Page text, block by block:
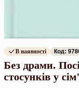
В наявності Код:
Без драми.
стосунків у